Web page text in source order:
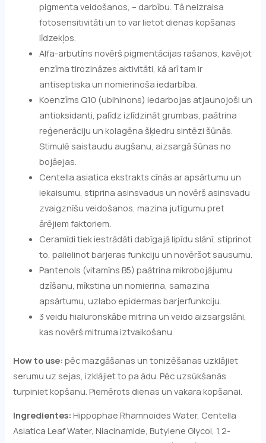
pigmenta veidošanos, – darbību. Tā neizraisa
fotosensitivitāti un to var lietot dienas kopšanas
līdzekļos.
Alfa-arbutīns novērš pigmentācijas rašanos, kavējot
enzīma tirozināzes aktivitāti, kā arī tam ir
antiseptiska un nomierinoša iedarbība.
Koenzīms Q10 (ubihinons) iedarbojas atjaunojoši un
antioksidanti, palīdz izlīdzināt grumbas, paātrina
reģenerāciju un kolagēna šķiedru sintēzi šūnās.
Stimulē saistaudu augšanu, aizsargā šūnas no
bojāejas.
Centella asiatica ekstrakts cīnās ar apsārtumu un
iekaisumu, stiprina asinsvadus un novērš asinsvadu
zvaigznīšu veidošanos, mazina jutīgumu pret
ārējiem faktoriem.
Ceramīdi tiek iestrādāti dabīgajā lipīdu slānī, stiprinot
to, palielinot barjeras funkciju un novēršot sausumu.
Pantenols (vitamīns B5) paātrina mikrobojājumu
dzīšanu, mīkstina un nomierina, samazina
apsārtumu, uzlabo epidermas barjerfunkciju.
3 veidu hialuronskābe mitrina un veido aizsargslāni,
kas novērš mitruma iztvaikošanu.
How to use: pēc mazgāšanas un tonizēšanas uzklājiet
serumu uz sejas, izklājiet to pa ādu. Pēc uzsūkšanās
turpiniet kopšanu. Piemērots dienas un vakara kopšanai.
Ingredientes: Hippophae Rhamnoides Water, Centella
Asiatica Leaf Water, Niacinamide, Butylene Glycol, 1,2-